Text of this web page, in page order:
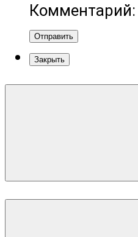
Комментарий:
Отправить
Закрыть